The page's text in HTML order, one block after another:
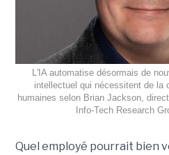
L'IA automatise désormais de
intellectuel qui nécessitent de la
humaines selon Brian Jackson,
Info-Tech Research
Quel employé pourrait bien